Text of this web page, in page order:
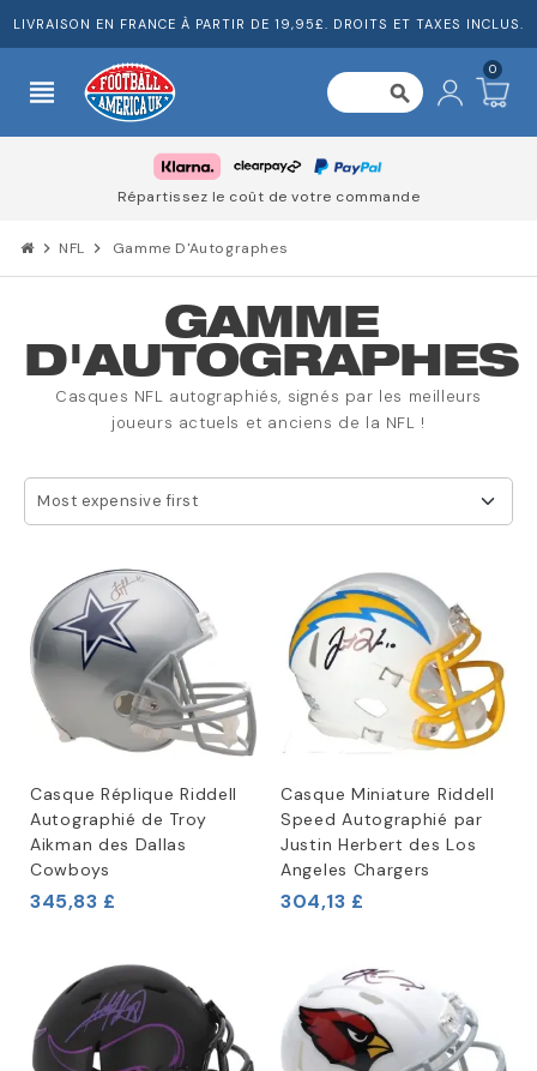
LIVRAISON EN FRANCE À PARTIR DE 19,95£. DROITS ET TAXES INCLUS.
view_headline search
0
Répartissez le coût de votre commande
chevron_right NFL chevron_right Gamme D'Autographes
GAMME
D'AUTOGRAPHES
Casques NFL autographiés, signés par les meilleurs
joueurs actuels et anciens de la NFL !
Most expensive first
Casque Réplique Riddell
Autographié de Troy
Aikman des Dallas
Cowboys
345,83 £
Casque Miniature Riddell
Speed Autographié par
Justin Herbert des Los
Angeles Chargers
304,13 £